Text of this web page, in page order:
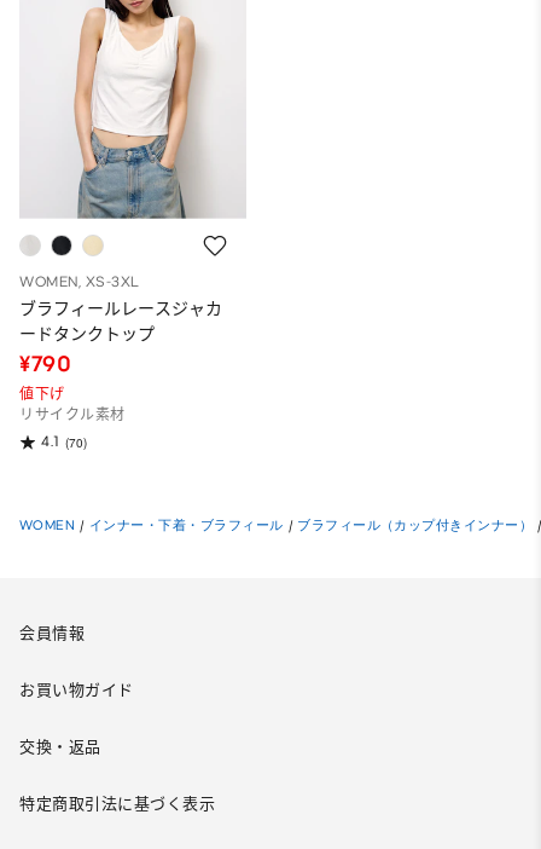
WOMEN, XS-3XL
ブラフィールレースジャカ
ードタンクトップ
¥790
値下げ
リサイクル素材
4.1 (70)
WOMEN / インナー・下着・ブラフィール / ブラフィール（カップ付きインナー） /
会員情報
お買い物ガイド
交換・返品
特定商取引法に基づく表示